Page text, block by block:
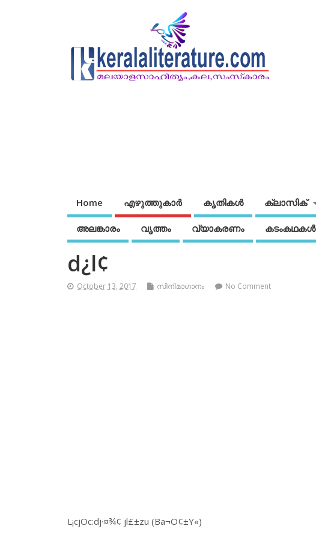
Home എഴുത്തുകാര്‍ കൃതികൾ ക്ലാസിക്
അലങ്കാരം വൃത്തം വ്യാകരണം കടംകഥകള്‍
d¿l¢
October 13, 2017 സിനിമാഗാനം No Comment
L¡cjOc:dj·¤¾¢ jl£±zu (Ba¬O¢±Y«)